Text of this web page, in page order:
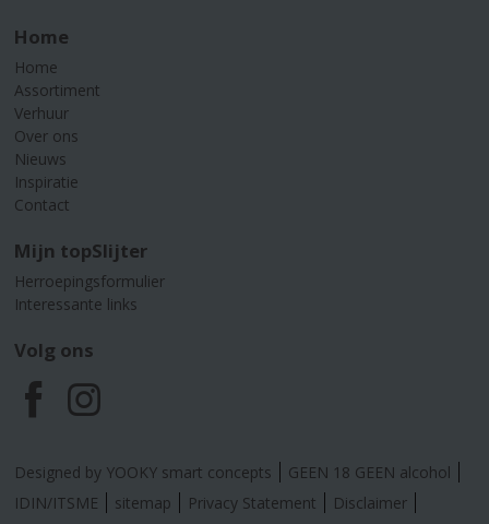
Home
Home
Assortiment
Verhuur
Over ons
Nieuws
Inspiratie
Contact
Mijn topSlijter
Herroepingsformulier
Interessante links
Volg ons
F
a
c
I
n
s
Designed by YOOKY smart concepts
GEEN 18 GEEN alcohol
IDIN/ITSME
sitemap Privacy Statement
Disclaimer